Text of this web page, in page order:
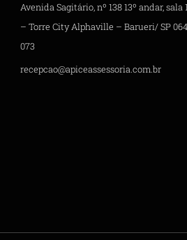
Avenida Sagitário, nº 138 13º andar, sala
– Torre City Alphaville – Barueri/ SP
073
recepcao@apiceassessoria.com.br